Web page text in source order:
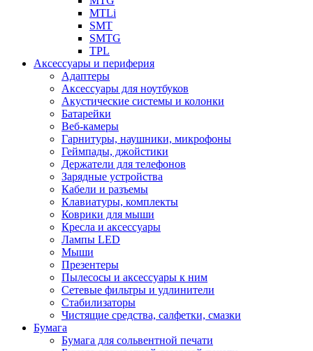
MTLi
SMT
SMTG
TPL
Аксессуары и периферия
Адаптеры
Аксессуары для ноутбуков
Акустические системы и колонки
Батарейки
Веб-камеры
Гарнитуры, наушники, микрофоны
Геймпады, джойстики
Держатели для телефонов
Зарядные устройства
Кабели и разъемы
Клавиатуры, комплекты
Коврики для мыши
Кресла и аксессуары
Лампы LED
Мыши
Презентеры
Пылесосы и аксессуары к ним
Сетевые фильтры и удлинители
Стабилизаторы
Чистящие средства, салфетки, смазки
Бумага
Бумага для сольвентной печати